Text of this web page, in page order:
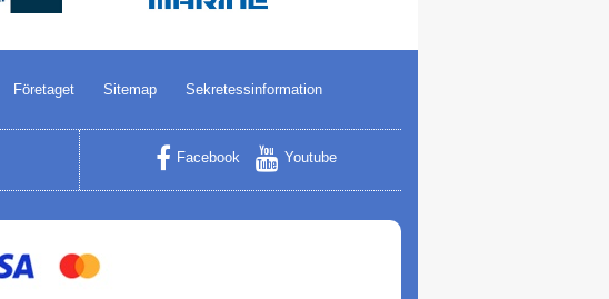
Företaget Sitemap Sekretessinformation
Facebook Youtube